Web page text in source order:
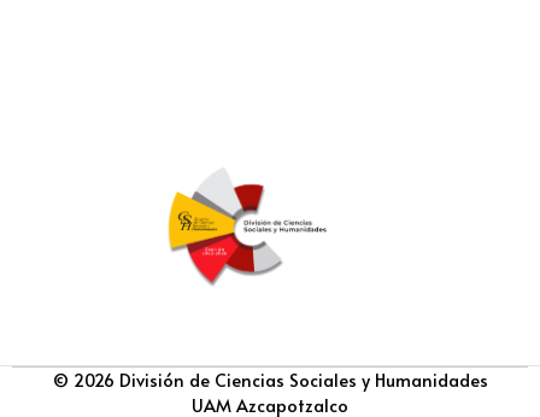
© 2026 División de Ciencias Sociales y Humanidades
UAM Azcapotzalco